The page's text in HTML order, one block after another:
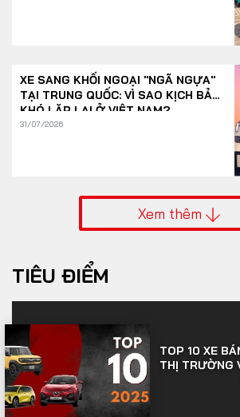
XE SANG KHỐI NGOẠI "NGÃ NGỰA"
TẠI TRUNG QUỐC: VÌ SAO KỊCH BẢN
KHÓ LẶP LẠI Ở VIỆT NAM?
31/07/2026
Xem thêm
TIÊU ĐIỂM
TOP 10 XE
THỊ TRƯỜNG